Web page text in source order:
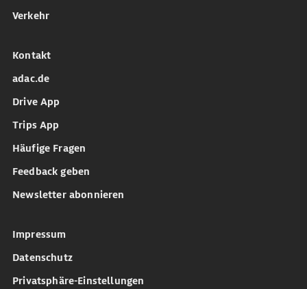
Verkehr
Kontakt
adac.de
Drive App
Trips App
Häufige Fragen
Feedback geben
Newsletter abonnieren
Impressum
Datenschutz
Privatsphäre-Einstellungen